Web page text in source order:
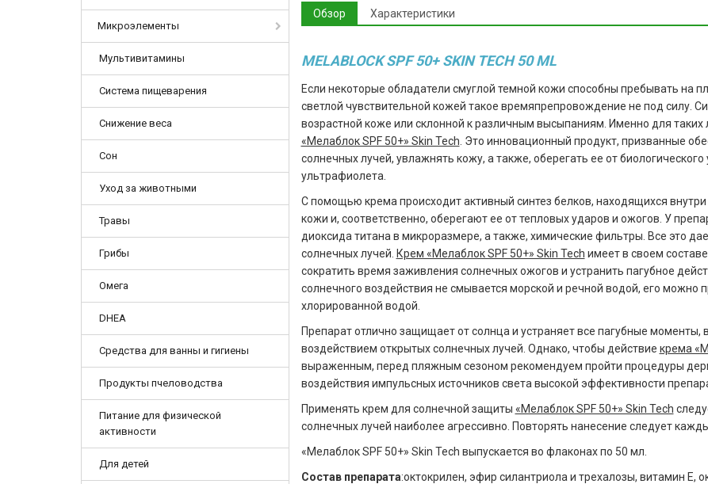
Микроэлементы
Мультивитамины
Система пищеварения
Снижение веса
Сон
Уход за животными
Травы
Грибы
Омега
DHEA
Средства для ванны и гигиены
Продукты пчеловодства
Питание для физической
активности
Для детей
Обзор Характеристики
MELABLOCK SPF 50+ SKIN TECH 50 ML
Если некоторые обладатели смуглой темной кожи способны пребывать на
светлой чувствительной кожей такое времяпрепровождение не под силу.
возрастной коже или склонной к различным высыпаниям. Именно для
«Мелаблок SPF 50+» Skin Tech . Это инновационный продукт, призванные
солнечных лучей, увлажнять кожу, а также, оберегать ее от
ультрафиолета.
С помощью крема происходит активный синтез белков, находящихся
кожи и, соответственно, оберегают ее от тепловых ударов и ожогов. У
диоксида титана в микроразмере, а также, химические фильтры. Все это
солнечных лучей. Крем «Мелаблок SPF 50+» Skin Tech имеет в своем
сократить время заживления солнечных ожогов и устранить пагубное
солнечного воздействия не смывается морской и речной водой, его можно
хлорированной водой.
Препарат отлично защищает от солнца и устраняет все пагубные
воздействием открытых солнечных лучей. Однако, чтобы действие крема
выраженным, перед пляжным сезоном рекомендуем пройти процедуры
воздействия импульсных источников света высокой эффективности
Применять крем для солнечной защиты «Мелаблок SPF 50+» Skin Tech
солнечных лучей наиболее агрессивно. Повторять нанесение следует
«Мелаблок SPF 50+» Skin Tech выпускается во флаконах по 50 мл.
Состав препарата:октокрилен, эфир силантриола и трехалозы, витамин Е,